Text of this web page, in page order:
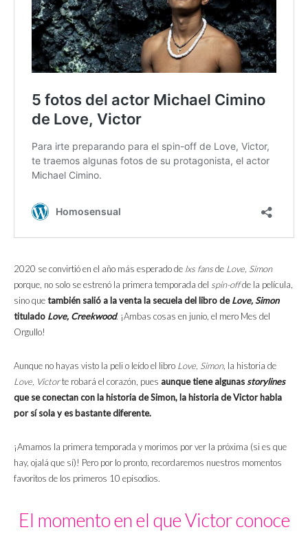
2020 se convirtió en el año más esperado de lxs fansde Love, Simon
porque, no solo se estrenó la primera temporada del spin-offde la película,
sino quetambién salió a la venta la secuela del libro deLove, Simon
titulado Love, Creekwood. ¡Ambas cosas en junio, el mero Mes del
Orgullo!
Aunque no hayas visto la peli o leído el libro Love, Simon, la historia de
Love, Victorte robará el corazón, pues aunque tiene algunasstorylines
que se conectan con la historia de Simon, la historia de Victor habla
por sí sola y es bastante diferente.
¡Amamos la primera temporada y morimos por ver la próxima (si es que
hay, ojalá que sí)! Pero por lo pronto, recordaremos nuestros momentos
favoritos de los primeros 10 episodios.
El momento en el que Victor conoce